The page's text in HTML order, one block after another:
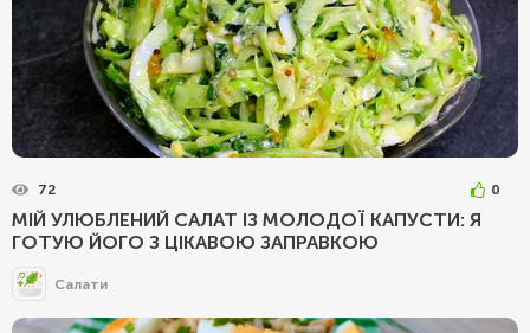
72 0
МІЙ УЛЮБЛЕНИЙ САЛАТ ІЗ МОЛОДОЇ КАПУСТИ: Я
ГОТУЮ ЙОГО З ЦІКАВОЮ ЗАПРАВКОЮ
Салати